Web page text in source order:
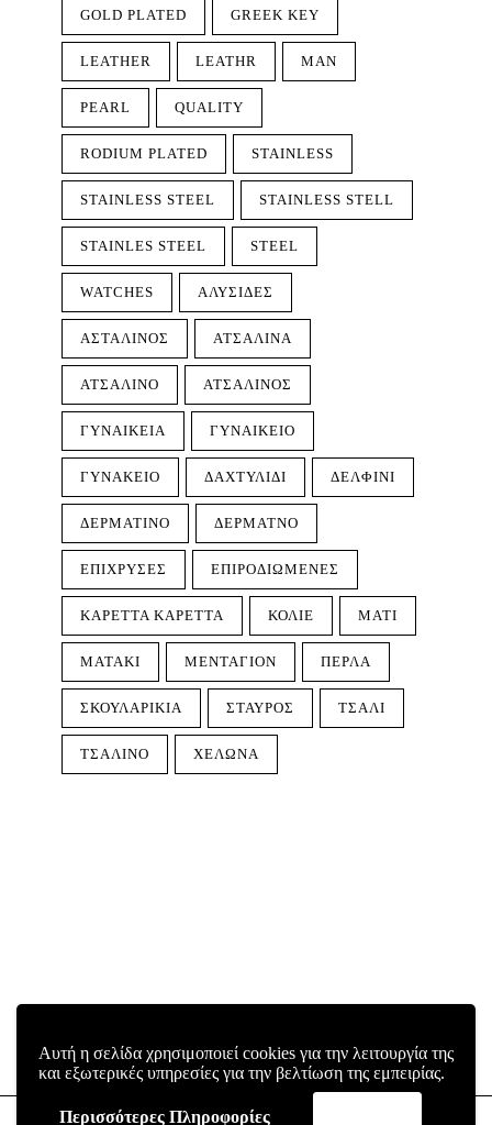
Αυτή η σελίδα χρησιμοποιεί cookies για την λειτουργία της
και εξωτερικές υπηρεσίες για την βελτίωση της εμπειρίας.
Περισσότερες Πληροφορίες
GOLD PLATED GREEK KEY
LEATHER LEATHR MAN
PEARL QUALITY
RODIUM PLATED STAINLESS
STAINLESS STEEL STAINLESS STELL
STAINLES STEEL STEEL
WATCHES ΑΛΥΣΊΔΕΣ
ΑΣΤΆΛΙΝΟΣ ΑΤΣΆΛΙΝΑ
ΑΤΣΆΛΙΝΟ ΑΤΣΆΛΙΝΟΣ
ΓΥΝΑΙΚΕΊΑ ΓΥΝΑΙΚΕΊΟ
ΓΥΝΑΚΕΊΟ ΔΑΧΤΥΛΊΔΙ ΔΕΛΦΊΝΙ
ΔΕΡΜΆΤΙΝΟ ΔΕΡΜΆΤΝΟ
ΕΠΊΧΡΥΣΕΣ ΕΠΙΡΟΔΙΩΜΈΝΕΣ
ΚΑΡΈΤΤΑ ΚΑΡΈΤΤΑ ΚΟΛΙΈ ΜΆΤΙ
ΜΑΤΆΚΙ ΜΕΝΤΑΓΙΌΝ ΠΈΡΛΑ
ΣΚΟΥΛΑΡΊΚΙΑ ΣΤΑΥΡΌΣ ΤΣΆΛΙ
ΤΣΆΛΙΝΟ ΧΕΛΏΝΑ